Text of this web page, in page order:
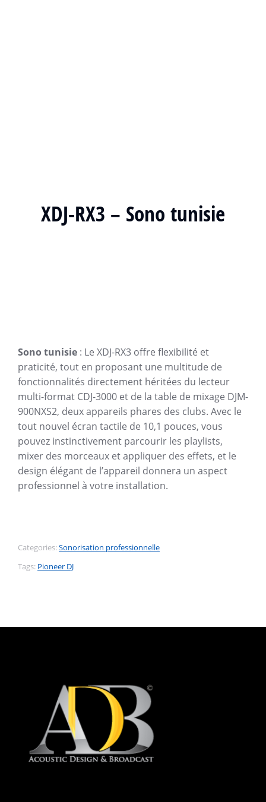
XDJ-RX3 – Sono tunisie
Sono tunisie : Le XDJ-RX3 offre flexibilité et
praticité, tout en proposant une multitude de
fonctionnalités directement héritées du lecteur
multi-format CDJ-3000 et de la table de mixage DJM-
900NXS2, deux appareils phares des clubs. Avec le
tout nouvel écran tactile de 10,1 pouces, vous
pouvez instinctivement parcourir les playlists,
mixer des morceaux et appliquer des effets, et le
design élégant de l’appareil donnera un aspect
professionnel à votre installation.
Categories:Sonorisation professionnelle
Tags: Pioneer DJ